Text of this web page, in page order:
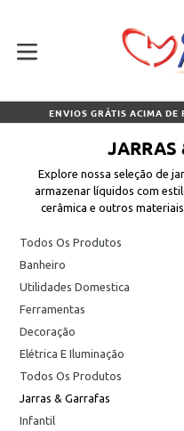
conteúdo
ENVIOS GRÁTIS ACIMA DE
JARRAS
Explore nossa seleção de
armazenar líquidos com
cerâmica e outros
Todos Os Produtos
Banheiro
Utilidades Domestica
Ferramentas
Decoração
Elétrica E Iluminação
Todos Os Produtos
Jarras & Garrafas
Infantil